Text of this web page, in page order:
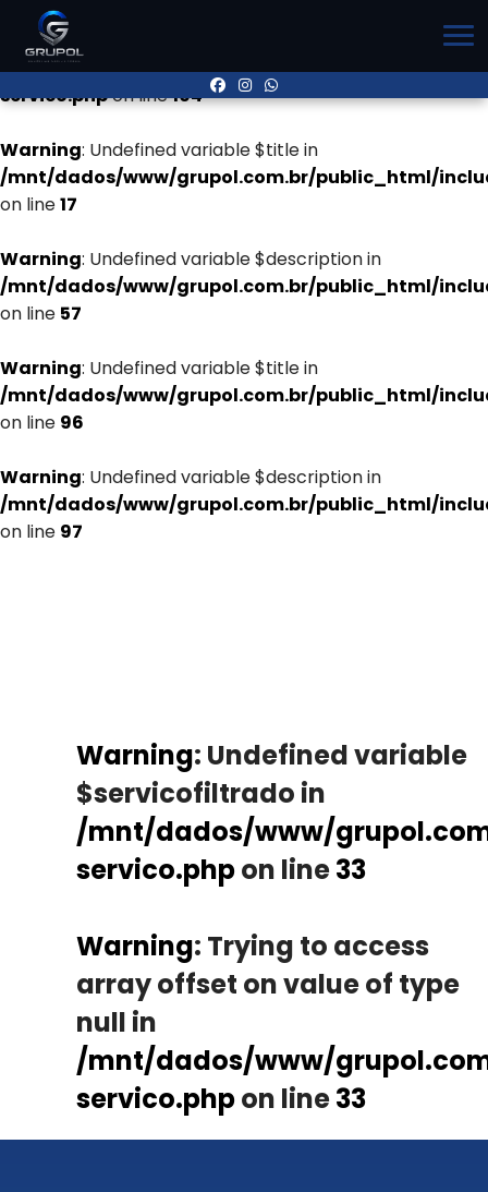
Warning
/mnt/dados/www/grupol.com.br/public_html/
servico.phpon line104
Warning: Undefined variable $title in
/mnt/dados/www/grupol.com.br/public_html/
on line17
Warning: Undefined variable $description in
/mnt/dados/www/grupol.com.br/public_html/
on line 57
Warning: Undefined variable $title in
/mnt/dados/www/grupol.com.br/public_html/
on line 96
Warning: Undefined variable $description in
/mnt/dados/www/grupol.com.br/public_html/
on line 97
Warning: Undefined variable
$servicofiltrado in
/mnt/dados/www/
servico.phpon line33
Warning: Trying to access
array offset on value of type
null in
/mnt/dados/www/
servico.phpon line33